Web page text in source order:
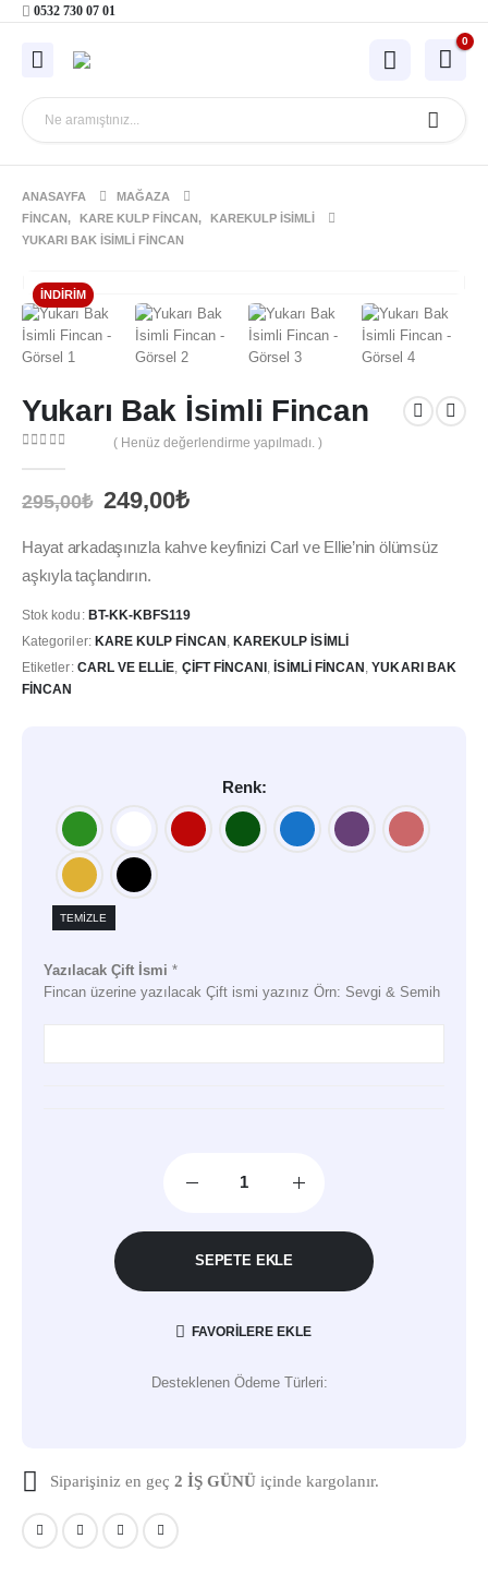
0532 730 07 01
0
ANASAYFA
MAĞAZA
FINCAN, KARE KULP FINCAN,
KAREKULP İSIMLI
YUKARI BAK İSIMLI FINCAN
İNDIRIM
Yukarı Bak İsimli Fincan
( Henüz değerlendirme yapılmadı. )
295,00₺ Orijinal
295,00₺.
249,00₺Şu
fiyat:
Hayat arkadaşınızla kahve keyfinizi Carl ve Ellie’nin ölümsüz
aşkıyla taçlandırın.
Stok kodu: BT-KK-KBFS119
Kategoriler: KARE KULP FINCAN, KAREKULP İSIMLI
Etiketler: CARL VE ELLIE ÇIFT FINCANI ,İSIMLI FINCAN ,YUKARI BAK
FINCAN
Renk
TEMIZLE
Yazılacak Çift İsmi *
Fincan üzerine yazılacak Çift ismi yazınız Örn: Sevgi & Semih
SEPETE EKLE
FAVORILERE EKLE
Desteklenen Ödeme Türleri:
Siparişiniz en geç 2 İŞ GÜNÜ içinde kargolanır.